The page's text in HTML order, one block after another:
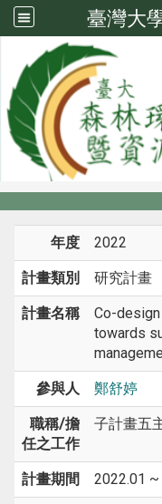
臺灣大
系所成員
系所成員
年度 2022
計畫類別 研究計畫
計畫名稱
Co-
towards
參與人 鄭舒婷
職稱/擔
任之工作
子計畫五
計畫期間 2022.01 ~